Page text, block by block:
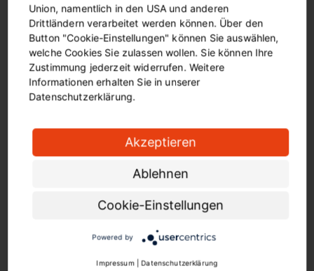
Kliknij tutaj, aby przejść do naszych broszur w języku
polskim.
Union, namentlich in den USA und anderen
Drittländern verarbeitet werden können. Über den
Button "Cookie-Einstellungen" können Sie auswählen,
welche Cookies Sie zulassen wollen. Sie können Ihre
Zustimmung jederzeit widerrufen. Weitere
Informationen erhalten Sie in unserer
Datenschutzerklärung.
Akzeptieren
Ablehnen
Cookie-Einstellungen
Powered by
Impressum Datenschutzerklärung